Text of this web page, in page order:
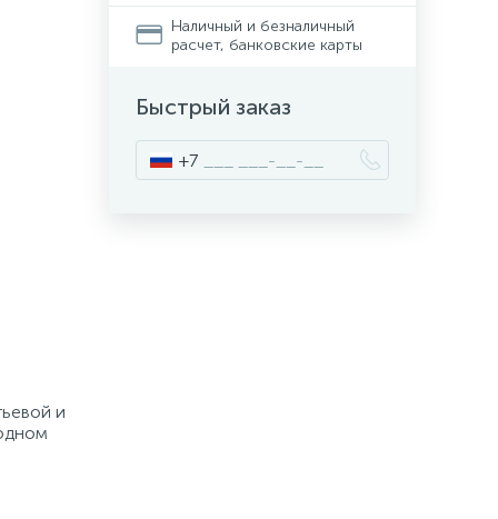
и
Наличный и безналичный
расчет, банковские карты
Быстрый заказ
+7